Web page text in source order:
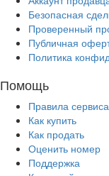
Безопасная
Проверенный
Публичная
Политика
Помощь
Правила сервиса
Как купить
Как продать
Оценить номер
Поддержка